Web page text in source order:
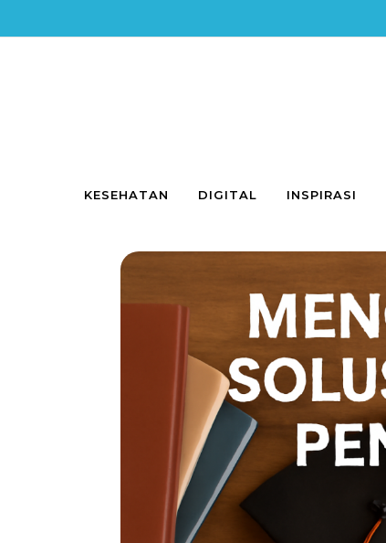
KESEHATAN DIGITAL INSPIRASI